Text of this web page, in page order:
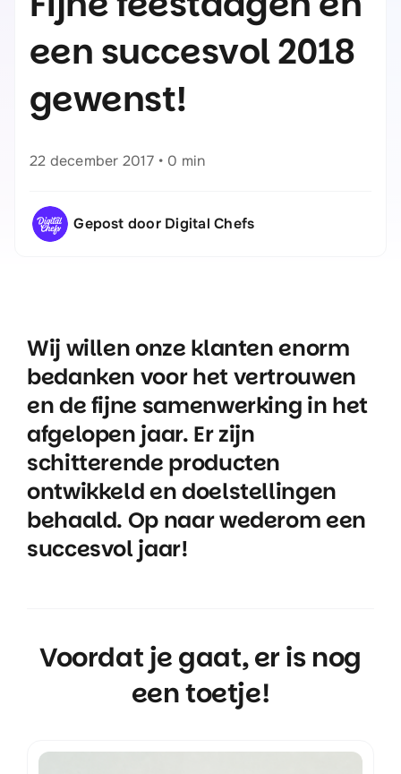
een succesvol 2018
gewenst!
22 december 2017 • 0 min
Gepost door Digital Chefs
Wij willen onze klanten enorm
bedanken voor het vertrouwen
en de fijne samenwerking in het
afgelopen jaar. Er zijn
schitterende producten
ontwikkeld en doelstellingen
behaald. Op naar wederom een
succesvol jaar!
Voordat je gaat, er is nog
een toetje!